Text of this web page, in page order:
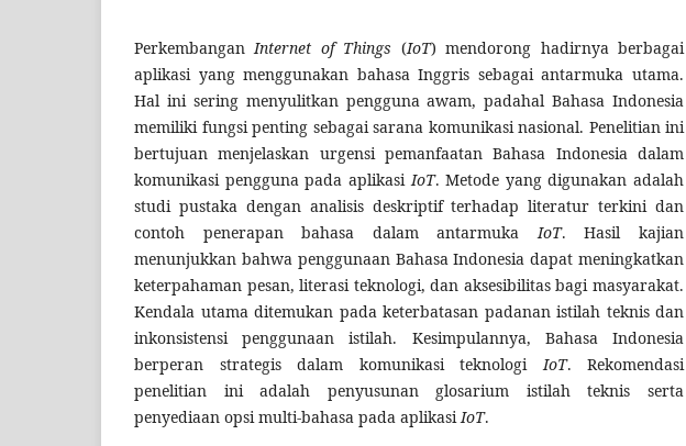
PerkembanganInternet of Things (IoT) mendorong hadirnya berbagai
aplikasi yang menggunakan bahasa Inggris sebagai antarmuka utama.
Hal ini sering menyulitkan pengguna awam, padahal Bahasa Indonesia
memiliki fungsi penting sebagai sarana komunikasi nasional. Penelitian ini
bertujuan menjelaskan urgensi pemanfaatan Bahasa Indonesia dalam
komunikasi pengguna pada aplikasiIoT. Metode yang digunakan adalah
studi pustaka dengan analisis deskriptif terhadap literatur terkini dan
contoh penerapan bahasa dalam antarmukaIoT. Hasil kajian
menunjukkan bahwa penggunaan Bahasa Indonesia dapat meningkatkan
keterpahaman pesan, literasi teknologi, dan aksesibilitas bagi masyarakat.
Kendala utama ditemukan pada keterbatasan padanan istilah teknis dan
inkonsistensi penggunaan istilah. Kesimpulannya, Bahasa Indonesia
berperan strategis dalam komunikasi teknologiIoT. Rekomendasi
penelitian ini adalah penyusunan glosarium istilah teknis serta
penyediaan opsi multi-bahasa pada aplikasiIoT.